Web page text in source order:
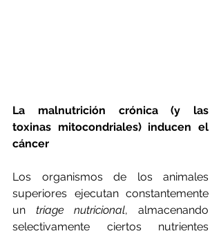
La malnutrición crónica (y las
toxinas mitocondriales) inducen el
cáncer
Los organismos de los animales
superiores ejecutan constantemente
un triage nutricional, almacenando
selectivamente ciertos nutrientes